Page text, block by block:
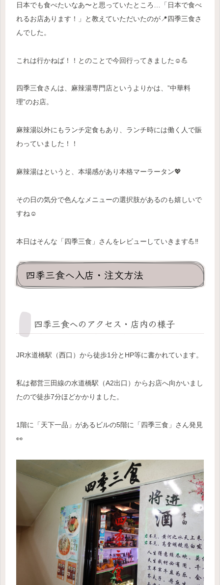
日本でも食べたいなあ〜と思っていたところ…「日本で食べ
れるお店あります！」と教えていただいたのが📍四季三食さ
んでした。
これは行かねば！！とのことで今回行ってきました☺️💪
四季三食さんは、麻辣湯専門店というよりかは、”中華料
理”のお店。
麻辣湯以外にもランチ定食もあり、ランチ時には働く人で賑
わっていました！！
麻辣湯はというと、本場感があり本格マーラータン💖
その日の気分で色んなメニューの選択肢があるのも嬉しいで
すね☺️
本日はそんな「四季三食」さんをレビューしていきます💪‼️
四季三食へ入店・注文方法
四季三食へのアクセス・店内の様子
JR水道橋駅（西口）から徒歩1分とHP等に書かれています。
私は都営三田線の水道橋駅（A2出口）からお店へ向かいまし
たので徒歩7分ほどかかりました。
1階に「天下一品」があるビルの5階に「四季三食」さん発見
👀